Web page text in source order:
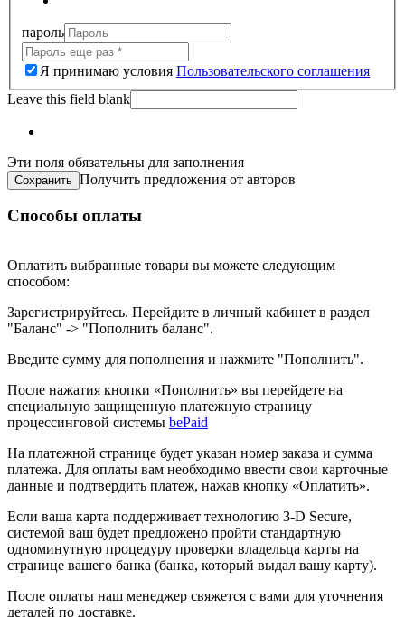
пароль
Я принимаю условия Пользовательского соглашения
Leave this field blank
Эти поля обязательны для заполнения
Получить предложения от авторов
Способы оплаты
Оплатить выбранные товары вы можете следующим
способом:
Зарегистрируйтесь. Перейдите в личный кабинет в раздел
"Баланс" -> "Пополнить баланс".
Введите сумму для пополнения и нажмите "Пополнить".
После нажатия кнопки «Пополнить» вы перейдете на
специальную защищенную платежную страницу
процессинговой системы bePaid
На платежной странице будет указан номер заказа и сумма
платежа. Для оплаты вам необходимо ввести свои карточные
данные и подтвердить платеж, нажав кнопку «Оплатить».
Если ваша карта поддерживает технологию 3-D Secure,
системой ваш будет предложено пройти стандартную
одноминутную процедуру проверки владельца карты на
странице вашего банка (банка, который выдал вашу карту).
После оплаты наш менеджер свяжется с вами для уточнения
деталей по доставке.